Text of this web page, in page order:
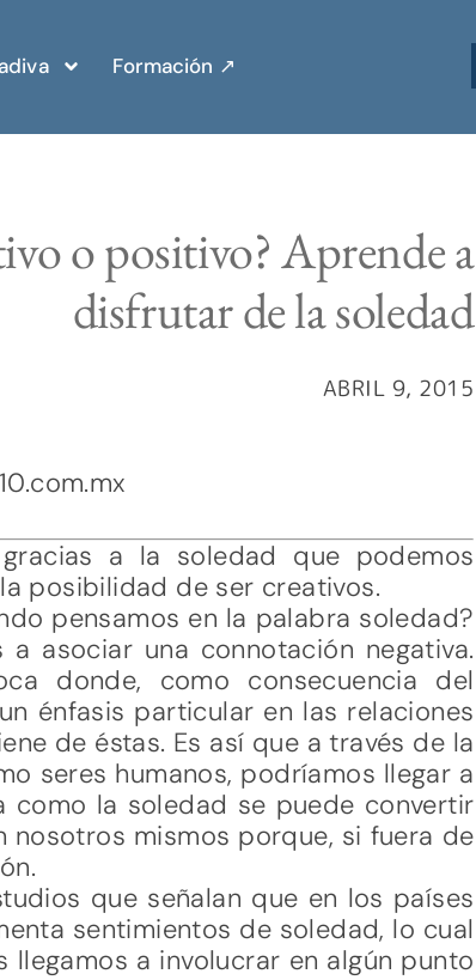
Formación ↗︎
o positivo? Aprende a
disfrutar de la soledad
ABRIL 9, 2015
a la soledad que podemos
posibilidad de ser creativos.
pensamos en la palabra soledad?
asociar una connotación negativa.
donde, como consecuencia del
énfasis particular en las relaciones
de éstas. Es así que a través de la
seres humanos, podríamos llegar a
como la soledad se puede convertir
nosotros mismos porque, si fuera de
que señalan que en los países
sentimientos de soledad, lo cual
a involucrar en algún punto